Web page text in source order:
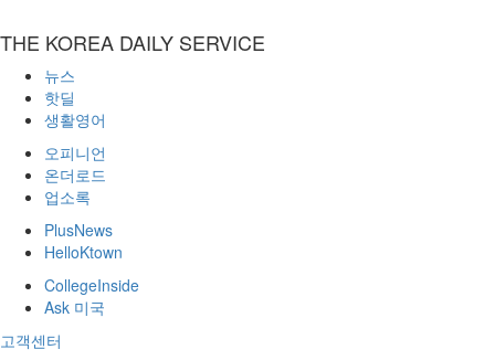
THE KOREA DAILY SERVICE
뉴스
핫딜
생활영어
오피니언
온더로드
업소록
PlusNews
HelloKtown
CollegeInside
Ask 미국
고객센터